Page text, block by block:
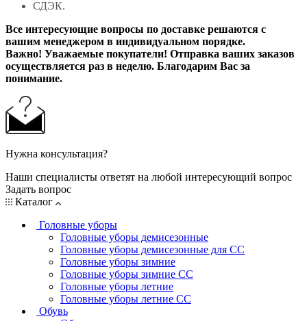
СДЭК.
Все интересующие вопросы по доставке решаются с
вашим менеджером в индивидуальном порядке.
Важно! Уважаемые покупатели! Отправка ваших заказов
осуществляется раз в неделю. Благодарим Вас за
понимание.
Нужна консультация?
Наши специалисты ответят на любой интересующий вопрос
Задать вопрос
Каталог
Головные уборы
Головные уборы демисезонные
Головные уборы демисезонные для СС
Головные уборы зимние
Головные уборы зимние СС
Головные уборы летние
Головные уборы летние СС
Обувь